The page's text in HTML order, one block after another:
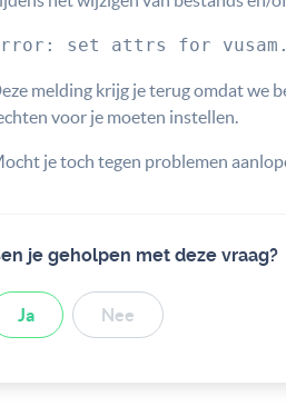
set attrs for
melding krijg je terug omdat we
voor je moeten instellen.
je toch tegen problemen
je geholpen met deze vraag?
Ja Nee